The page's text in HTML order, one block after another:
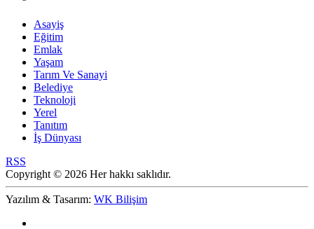
Asayiş
Eğitim
Emlak
Yaşam
Tarım Ve Sanayi
Belediye
Teknoloji
Yerel
Tanıtım
İş Dünyası
RSS
Copyright © 2026 Her hakkı saklıdır.
Yazılım & Tasarım: WK Bilişim